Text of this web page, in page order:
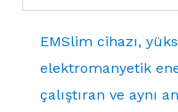
EMSlim cihazı,
elektromanyetik
çalıştıran ve aynı